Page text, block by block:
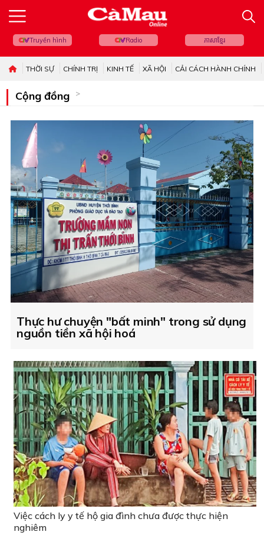
Truyền hình Radio ភាសាខ្មែរ
THỜI SỰ CHÍNH TRỊ KINH TẾ XÃ HỘI CẢI CÁCH HÀNH CHÍNH
Cộng đồng
Thực hư chuyện "bất minh" trong sử dụng
nguồn tiền xã hội hoá
Việc cách ly y tế hộ gia đình chưa được thực hiện
nghiêm